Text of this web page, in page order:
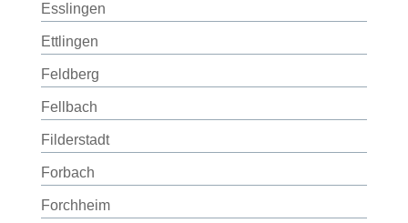
Esslingen
Ettlingen
Feldberg
Fellbach
Filderstadt
Forbach
Forchheim